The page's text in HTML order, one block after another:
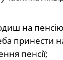
на
принести
пенсії;